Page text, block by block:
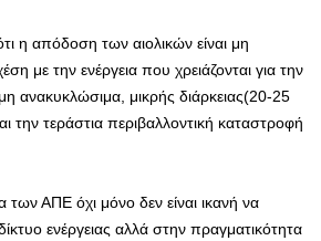
η απόδοση των αιολικών είναι μη
με την ενέργεια που χρειάζονται για την
ανακυκλώσιμα, μικρής διάρκειας(20-25
την τεράστια περιβαλλοντική καταστροφή
των ΑΠΕ όχι μόνο δεν είναι ικανή να
ενέργειας αλλά στην πραγματικότητα